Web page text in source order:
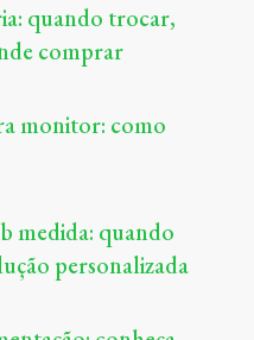
quando trocar,
comprar
monitor: como
medida: quando
personalizada